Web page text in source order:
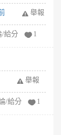
舉報
/給分 1
舉報
/給分 1